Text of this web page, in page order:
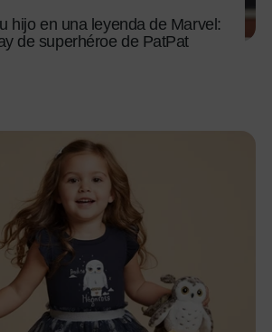
hijo en una leyenda de Marvel:
de superhéroe de PatPat